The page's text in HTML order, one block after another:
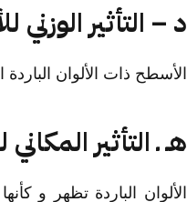
د – التأثير الوزني
الأسطح ذات الألوان
هـ ـ التأثير المكاني
الألوان الباردة تظهر و